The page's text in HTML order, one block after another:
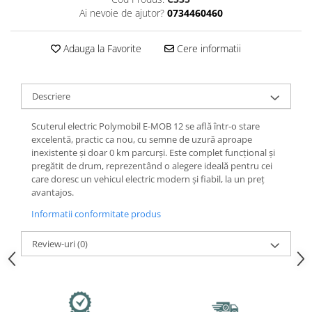
Valve & extensii
Acceleratoare & comenzi
Lumini / iluminare
Motoare
Cabluri motoare
Senzori Hall
Baterii
Încărcătoare
Prize de încărcare
Cabluri pentru baterii
Localizatoare GPS
Ai nevoie de ajutor? 0734460460
Adauga la Favorite Cere informatii
Descriere
Scuterul electric Polymobil E-MOB 12 se află într-o stare
excelentă, practic ca nou, cu semne de uzură aproape
inexistente și doar 0 km parcurși. Este complet funcțional și
pregătit de drum, reprezentând o alegere ideală pentru cei
care doresc un vehicul electric modern și fiabil, la un preț
avantajos.
Informatii conformitate produs
Review-uri(0)